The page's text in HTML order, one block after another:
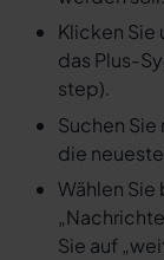
Klicken Sie
das Plus-
step).
Suchen
die
Wählen Sie
Sie auf